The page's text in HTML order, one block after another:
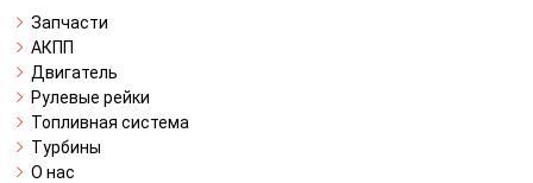
Запчасти
АКПП
Двигатель
Рулевые рейки
Топливная система
Турбины
О нас